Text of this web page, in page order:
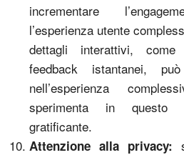
incrementare
l’esperienza utente
dettagli interattivi,
feedback istantanei,
nell’esperienza
sperimenta in questo
gratificante.
Attenzione alla privacy: